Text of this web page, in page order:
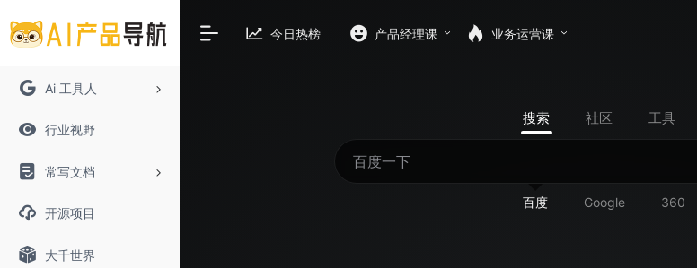
Ai 工具人
行业视野
常写文档
开源项目
大千世界
今日热榜 产品经理课 业务运营课
搜索 社区 工具
百度 Google 360